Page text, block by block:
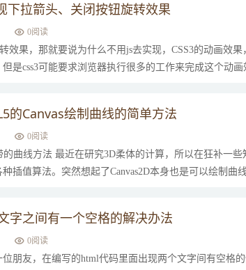
下拉箭头、关闭按钮旋转效果
0阅读
效果，那就要说为什么不用js去实现，CSS3的动画效
是css3可能要求浏览器执行很多的工作来完成这个动
的Canvas绘制曲线的简单方法
0阅读
的曲线方法 最近在研究3D柔体的计算，所以在狂补一
插值算法。突然想起了Canvas2D本身也是可以绘制曲
字之间有一个空格的解决办法
0阅读
朋友，在编写的html代码里面出现两个文字间有空格